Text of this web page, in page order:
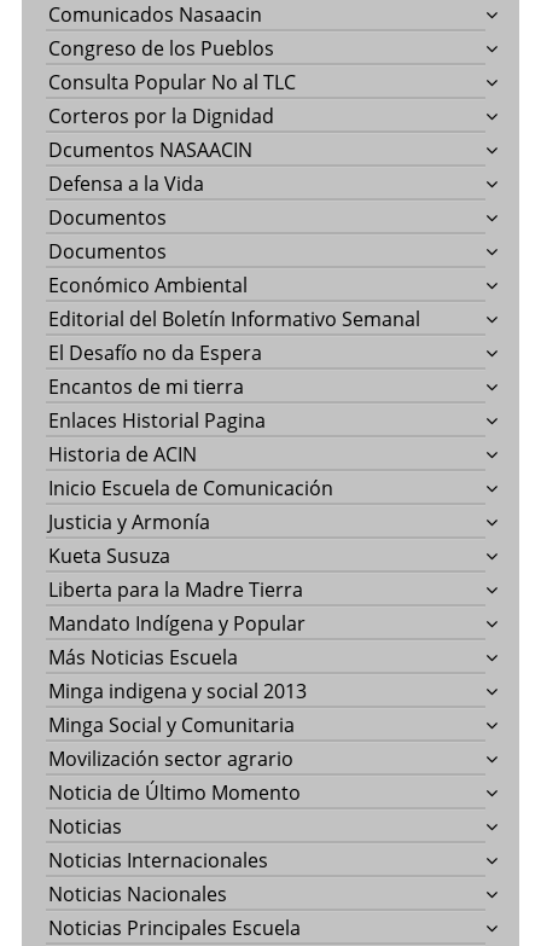
Comunicados Nasaacin
Congreso de los Pueblos
Consulta Popular No al TLC
Corteros por la Dignidad
Dcumentos NASAACIN
Defensa a la Vida
Documentos
Documentos
Económico Ambiental
Editorial del Boletín Informativo Semanal
El Desafío no da Espera
Encantos de mi tierra
Enlaces Historial Pagina
Historia de ACIN
Inicio Escuela de Comunicación
Justicia y Armonía
Kueta Susuza
Liberta para la Madre Tierra
Mandato Indígena y Popular
Más Noticias Escuela
Minga indigena y social 2013
Minga Social y Comunitaria
Movilización sector agrario
Noticia de Último Momento
Noticias
Noticias Internacionales
Noticias Nacionales
Noticias Principales Escuela